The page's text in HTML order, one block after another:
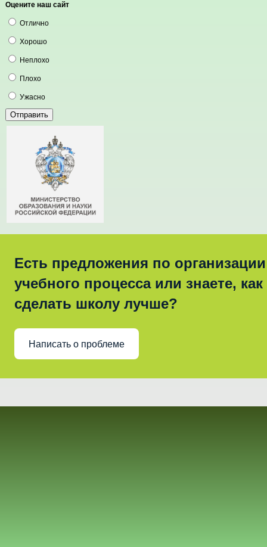
Оцените наш сайт
Отлично
Хорошо
Неплохо
Плохо
Ужасно
Есть предложения по организации
учебного процесса или знаете, как
сделать школу лучше?
Написать о проблеме